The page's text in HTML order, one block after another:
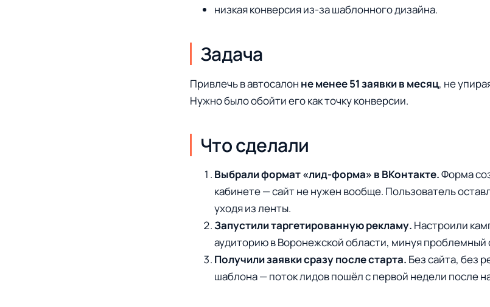
низкая конверсия из-за шаблонного дизайна.
Задача
Привлечь в автосалон не менее 51 заявки в месяц, не
Нужно было обойти его как точку конверсии.
Что сделали
Выбрали формат «лид-форма» в ВКонтакте.Форма
кабинете — сайт не нужен вообще. Пользователь
уходя из ленты.
Запустили таргетированную рекламу. Настроили
аудиторию в Воронежской области, минуя проблемный
Получили заявки сразу после старта. Без сайта, без
шаблона — поток лидов пошёл с первой недели после